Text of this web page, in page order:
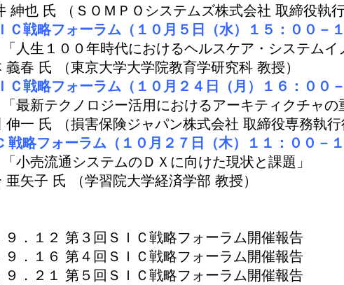
（ＳＯＭＰＯシステムズ株式会社 取締役執行
戦略フォーラム（１０月５日（水）１５：００－
００年時代におけるヘルスケア・システムイノ
（東京大学大学院教育学研究科 教授）
戦略フォーラム（１０月２４日（月）１６：００
クノロジー活用におけるアーキティクチャの
（損害保険ジャパン株式会社 取締役専務執行役
略フォーラム（１０月２７日（木）１１：００－
通システムのＤＸに向けた現状と課題」
氏 （学習院大学経済学部 教授）
．１２ 第３回ＳＩＣ戦略フォーラム開催報告
．１６ 第４回ＳＩＣ戦略フォーラム開催報告
．２１ 第５回ＳＩＣ戦略フォーラム開催報告